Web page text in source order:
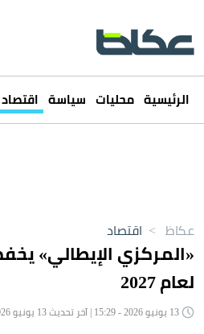
الرئيسية محليات سياسة اقتصاد
عكاظ > اقتصاد
«المركزي الإيطالي»
لعام 2027